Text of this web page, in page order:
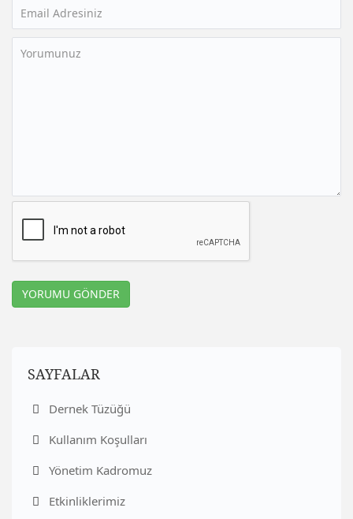
YORUMU GÖNDER
SAYFALAR
Dernek Tüzüğü
Kullanım Koşulları
Yönetim Kadromuz
Etkinliklerimiz